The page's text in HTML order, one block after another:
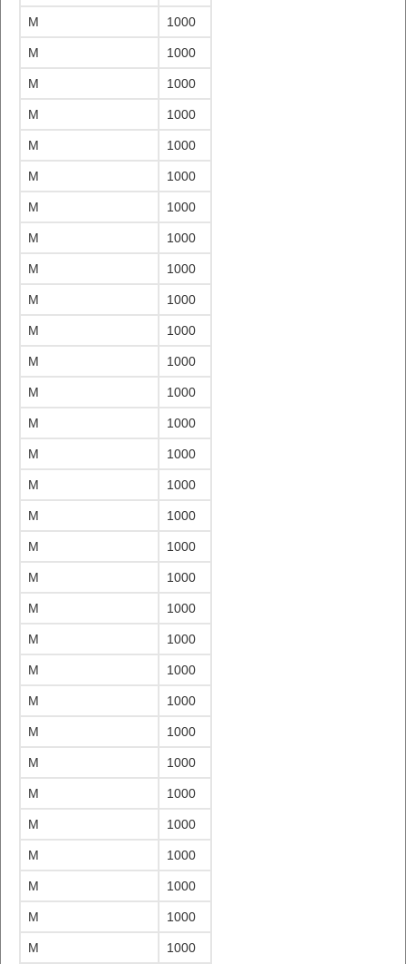
M 1000
M 1000
M 1000
M 1000
M 1000
M 1000
M 1000
M 1000
M 1000
M 1000
M 1000
M 1000
M 1000
M 1000
M 1000
M 1000
M 1000
M 1000
M 1000
M 1000
M 1000
M 1000
M 1000
M 1000
M 1000
M 1000
M 1000
M 1000
M 1000
M 1000
M 1000